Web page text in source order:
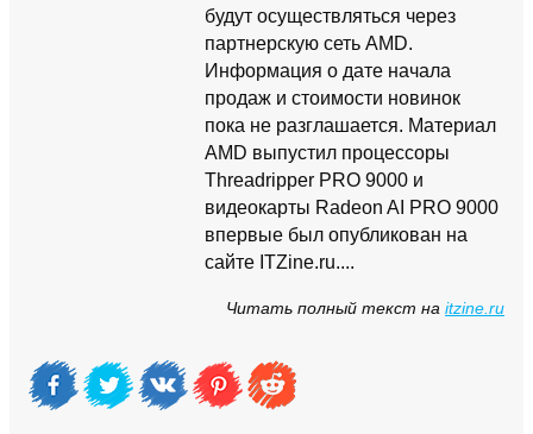
будут осуществляться через
партнерскую сеть AMD.
Информация о дате начала
продаж и стоимости новинок
пока не разглашается. Материал
AMD выпустил процессоры
Threadripper PRO 9000 и
видеокарты Radeon AI PRO 9000
впервые был опубликован на
сайте ITZine.ru....
Читать полный текст на itzine.ru